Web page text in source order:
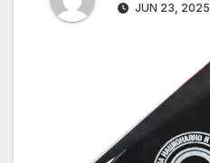
JUN 23, 2025